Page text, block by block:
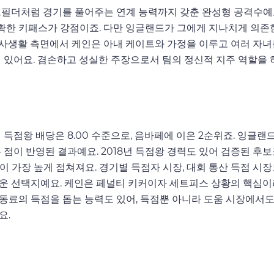
더처럼 경기를 풀어주는 연계 능력까지 갖춘 완성형 공격수
키패스가 강점이죠. 다만 잉글랜드가 그에게 지나치게 의존
생활 측면에서 케인은 아내 케이트와 가정을 이루고 여러 자
어요. 겸손하고 성실한 주장으로서 팀의 정신적 지주 역할을
점왕 배당은 8.00 수준으로, 음바페에 이은 2순위죠. 잉글랜
이 반영된 결과예요. 2018년 득점왕 경력도 있어 검증된 후
가장 높게 점쳐져요. 경기별 득점자 시장, 대회 통산 득점 시
선택지예요. 케인은 페널티 키커이자 세트피스 상황의 핵심이
료의 득점을 돕는 능력도 있어, 득점뿐 아니라 도움 시장에서
.